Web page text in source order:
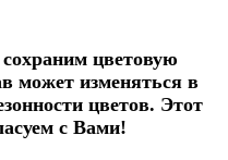
цветовую
может изменяться в
цветов. Этот
с Вами!